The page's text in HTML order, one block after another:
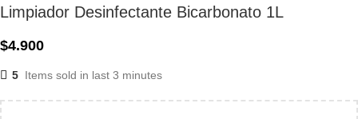
Limpiador Desinfectante Bicarbonato 1L
$4.900
5 Items sold in last 3 minutes